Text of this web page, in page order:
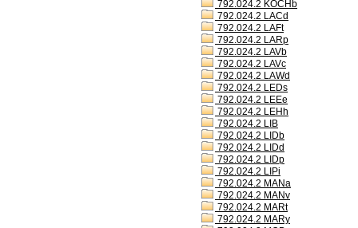
792.024.2 KOCHb
792.024.2 LACd
792.024.2 LAFt
792.024.2 LARp
792.024.2 LAVb
792.024.2 LAVc
792.024.2 LAWd
792.024.2 LEDs
792.024.2 LEEe
792.024.2 LEHh
792.024.2 LIB
792.024.2 LIDb
792.024.2 LIDd
792.024.2 LIDp
792.024.2 LIPi
792.024.2 MANa
792.024.2 MANv
792.024.2 MARt
792.024.2 MARy